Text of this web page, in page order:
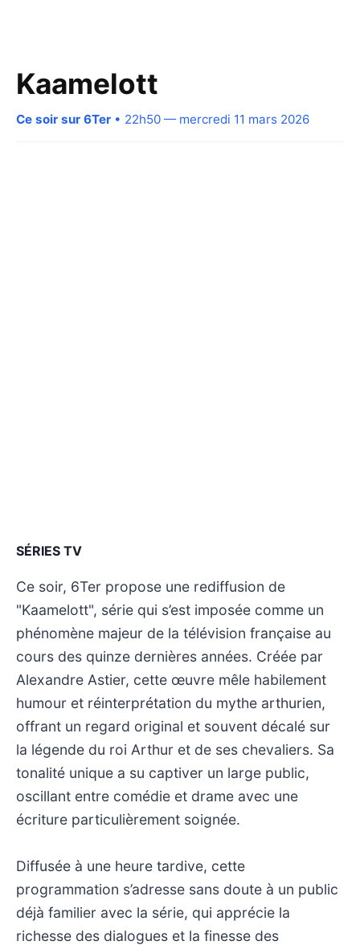
Kaamelott
Ce soir sur 6Ter • 22h50 — mercredi 11 mars 2026
SÉRIES TV
Ce soir, 6Ter propose une rediffusion de
"Kaamelott", série qui s’est imposée comme un
phénomène majeur de la télévision française au
cours des quinze dernières années. Créée par
Alexandre Astier, cette œuvre mêle habilement
humour et réinterprétation du mythe arthurien,
offrant un regard original et souvent décalé sur
la légende du roi Arthur et de ses chevaliers. Sa
tonalité unique a su captiver un large public,
oscillant entre comédie et drame avec une
écriture particulièrement soignée.
Diffusée à une heure tardive, cette
programmation s’adresse sans doute à un public
déjà familier avec la série, qui apprécie la
richesse des dialogues et la finesse des